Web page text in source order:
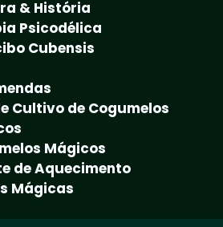
& História
Psicodélica
Cubensis
Cultivo de Cogumelos
Mágicos
de Aquecimento
Mágicas